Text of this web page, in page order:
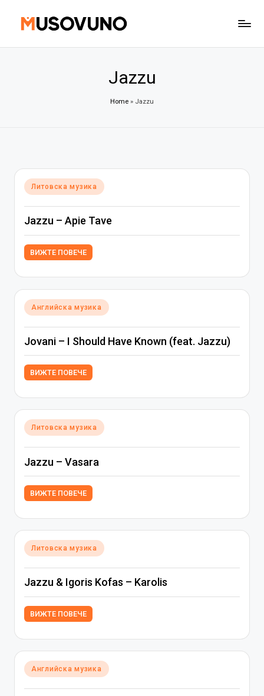
Jazzu
Home » Jazzu
Posted
in
Литовска музика
Jazzu – Apie Tave
ВИЖТЕ ПОВЕЧЕ
Posted
in
Английска музика
Jovani – I Should Have Known (feat. Jazzu)
ВИЖТЕ ПОВЕЧЕ
Posted
in
Литовска музика
Jazzu – Vasara
ВИЖТЕ ПОВЕЧЕ
Posted
in
Литовска музика
Jazzu & Igoris Kofas – Karolis
ВИЖТЕ ПОВЕЧЕ
Posted
in
Английска музика